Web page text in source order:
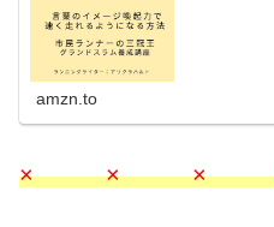
amzn.to
× × ×